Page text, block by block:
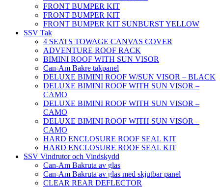
FRONT BUMPER KIT
FRONT BUMPER KIT
FRONT BUMPER KIT SUNBURST YELLOW
SSV Tak
4 SEATS TOWAGE CANVAS COVER
ADVENTURE ROOF RACK
BIMINI ROOF WITH SUN VISOR
Can-Am Bakre takpanel
DELUXE BIMINI ROOF W/SUN VISOR – BLACK
DELUXE BIMINI ROOF WITH SUN VISOR –
CAMO
DELUXE BIMINI ROOF WITH SUN VISOR –
CAMO
DELUXE BIMINI ROOF WITH SUN VISOR –
CAMO
HARD ENCLOSURE ROOF SEAL KIT
HARD ENCLOSURE ROOF SEAL KIT
SSV Vindrutor och Vindskydd
Can-Am Bakruta av glas
Can-Am Bakruta av glas med skjutbar panel
CLEAR REAR DEFLECTOR